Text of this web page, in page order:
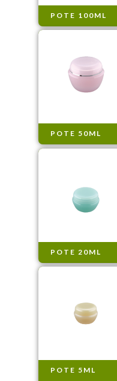
POTE 100ML
POTE 50ML
POTE 20ML
POTE 5ML